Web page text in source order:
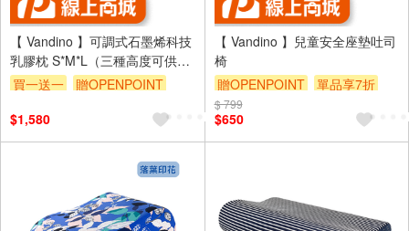
【 Vandino 】可調式石墨烯科技
乳膠枕 S*M*L（三種高度可供選
擇）
買一送一
贈OPENPOINT
$1,580
【 Vandino 】兒童安全座墊吐司
椅
贈OPENPOINT
單品享7折
$ 799
$650